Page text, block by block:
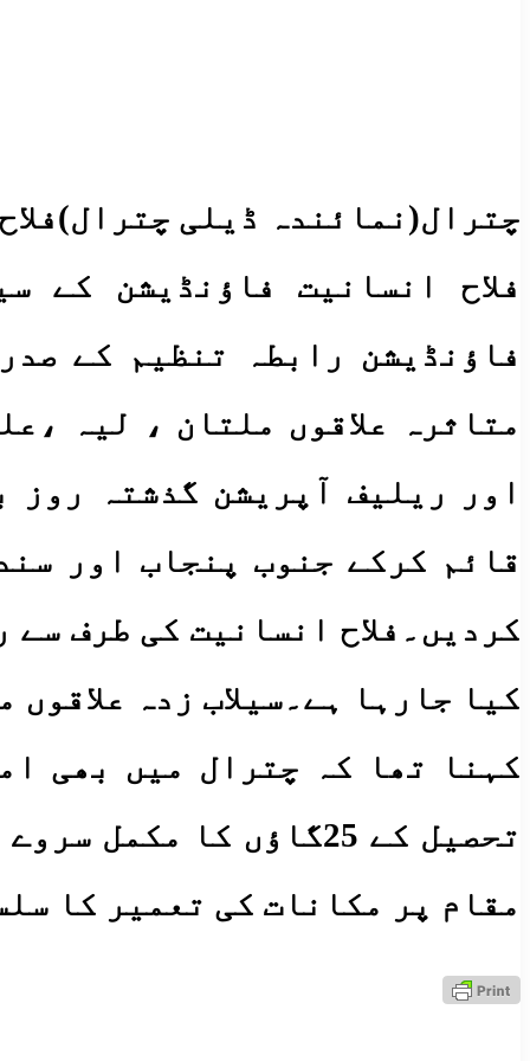
چترال(نمائندہ ڈیلی
فلاح انسانیت فاؤنڈیشن کے
فاؤنڈیشن رابطہ تنظیم کے
متاثرہ علاقوں ملتان ، لیہ
اور ریلیف آپریشن گذشتہ روز
قائم کرکے جنوب پنجاب اور
کردیں۔فلاح انسانیت کی طرف
کہنا تھا کہ چترال میں بھی
تحصیل کے 25گاؤں کا
مقام پر مکانات کی تعمیر کا